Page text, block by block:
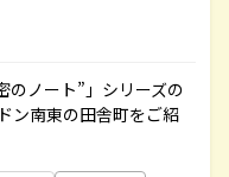
のノート”」シリーズの
ン南東の田舎町をご紹